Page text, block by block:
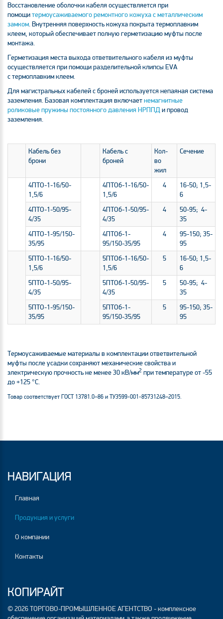
Восстановление оболочки кабеля осуществляется при
помощитермоусаживаемого ремонтного кожуха с металлическим
замком. Внутренняя поверхность кожуха покрыта термоплавким
клеем, который обеспечивает полную герметизацию муфты после
монтажа.
Герметизация места выхода ответвительного кабеля из муфты
осуществляется при помощи разделительной клипсы EVA
с термоплавким клеем.
Для магистральных кабелей с броней используется непаяная система
заземления. Базовая комплектация включаетнемагнитные
роликовые пружины постоянного давления НРППДи провод
заземления.
Кабель без
брони
Кабель с
броней
Кол-
во
жил
Сечение
4ПТО-1-16/50-
1,5/6
4ПТОб-1-16/50-
1,5/6
4
16-50; 1,5-
6
4ПТО-1-50/95-
4/35
4ПТОб-1-50/95-
4/35
4
50-95; 4-
35
4ПТО-1-95/150-
35/95
4ПТОб-1-
95/150-35/95
4
95-150; 35-
95
5ПТО-1-16/50-
1,5/6
5ПТОб-1-16/50-
1,5/6
5
16-50; 1,5-
6
5ПТО-1-50/95-
4/35
5ПТОб-1-50/95-
4/35
5
50-95; 4-
35
5ПТО-1-95/150-
35/95
5ПТОб-1-
95/150-35/95
5
95-150; 35-
95
Термоусаживаемые материалы в комплектации ответвительной
муфты после усадки сохраняют механические свойства и
электрическую прочность не менее 30 кВ/мм2 при температуре от -55
до +125 °C.
Товар соответствует ГОСТ 13781.0–86 и ТУ3599-001-85731248–2015.
НАВИГАЦИЯ
Главная
Продукция и услуги
О компании
Контакты
КОПИРАЙТ
© 2026 ТОРГОВО-ПРОМЫШЛЕННОЕ АГЕНТСТВО - комплексное